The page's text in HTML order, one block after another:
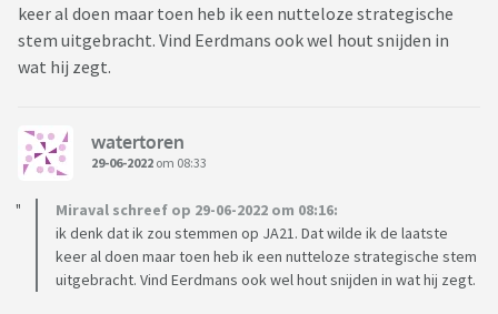
keer al doen maar toen heb ik een nutteloze strategische
stem uitgebracht. Vind Eerdmans ook wel hout snijden in
wat hij zegt.
watertoren
29-06-2022 om 08:33
Miraval schreef op 29-06-2022 om 08:16:
ik denk dat ik zou stemmen op JA21. Dat wilde ik de laatste
keer al doen maar toen heb ik een nutteloze strategische stem
uitgebracht. Vind Eerdmans ook wel hout snijden in wat hij zegt.